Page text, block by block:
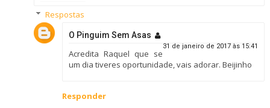
Respostas
O Pinguim Sem Asas
31 de janeiro de 2017 às 15:41
Acredita Raquel que se
um dia tiveres oportunidade, vais adorar. Beijinho
Responder